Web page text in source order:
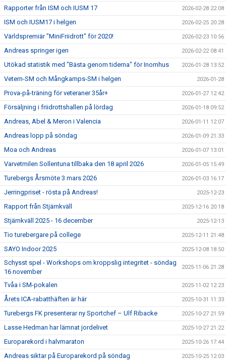
Rapporter från ISM och IUSM 17 2026-02-28 22:08
ISM och IUSM17 i helgen 2026-02-25 20:28
Världspremiär "MiniFriidrott" för 2020! 2026-02-23 10:56
Andreas springer igen 2026-02-22 08:41
Utökad statistik med "Bästa genom tiderna" för Inomhus 2026-01-28 13:52
Vetern-SM och Mångkamps-SM i helgen 2026-01-28
Prova-på-träning för veteraner 35år+ 2026-01-27 12:42
Försäljning i friidrottshallen på lördag 2026-01-18 09:52
Andreas, Abel & Meron i Valencia 2026-01-11 12:07
Andreas lopp på söndag 2026-01-09 21:33
Moa och Andreas 2026-01-07 13:01
Varvetmilen Sollentuna tillbaka den 18 april 2026 2026-01-05 15:49
Turebergs Årsmöte 3 mars 2026 2026-01-03 16:17
Jerringpriset - rösta på Andreas! 2025-12-23
Rapport från Stjärnkväll 2025-12-16 20:18
Stjärnkväll 2025 - 16 december 2025-12-13
Tio turebergare på college 2025-12-11 21:48
SAYO Indoor 2025 2025-12-08 18:50
Schysst spel - Workshops om kroppslig integritet - söndag
16 november
2025-11-06 21:28
Tvåa i SM-pokalen 2025-11-02 12:23
Årets ICA-rabatthäften är här 2025-10-31 11:33
Turebergs FK presenterar ny Sportchef – Ulf Ribacke 2025-10-27 21:59
Lasse Hedman har lämnat jordelivet 2025-10-27 21:22
Europarekord i halvmaraton 2025-10-26 17:44
Andreas siktar på Europarekord på söndag 2025-10-25 12:03